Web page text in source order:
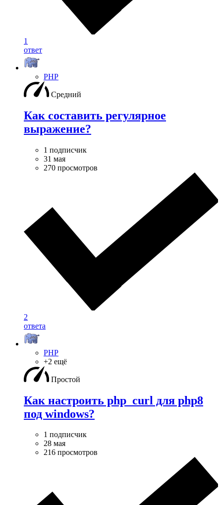
1
ответ
PHP
Средний
Как составить регулярное
выражение?
1 подписчик
31 мая
270 просмотров
2
ответа
PHP
+2 ещё
Простой
Как настроить php_curl для php8
под windows?
1 подписчик
28 мая
216 просмотров